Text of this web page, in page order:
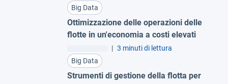
Big Data
Ottimizzazione delle operazioni delle
flotte in un'economia a costi elevati
| 3 minuti di lettura
Big Data
Strumenti di gestione della flotta per